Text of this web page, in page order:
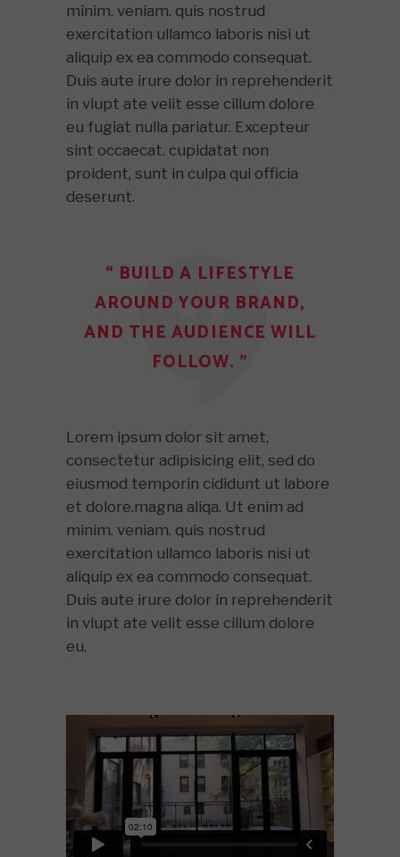
minim. veniam. quis nostrud
exercitation ullamco laboris nisi ut
aliquip ex ea commodo consequat.
Duis aute irure dolor in reprehenderit
in vlupt ate velit esse cillum dolore
eu fugiat nulla pariatur. Excepteur
sint occaecat. cupidatat non
proident, sunt in culpa qui officia
deserunt.
“ BUILD A LIFESTYLE
AROUND YOUR BRAND,
AND THE AUDIENCE WILL
FOLLOW. ”
Lorem ipsum dolor sit amet,
consectetur adipisicing elit, sed do
eiusmod temporin cididunt ut labore
et dolore.magna aliqa. Ut enim ad
minim. veniam. quis nostrud
exercitation ullamco laboris nisi ut
aliquip ex ea commodo consequat.
Duis aute irure dolor in reprehenderit
in vlupt ate velit esse cillum dolore
eu.